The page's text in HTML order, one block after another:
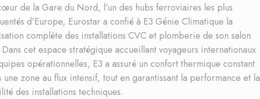
de la Gare du Nord, l’un des hubs ferroviaires les plus
d’Europe, Eurostar a confié à E3 Génie Climatique la
complète des installations CVC et plomberie de son salon
Dans cet espace stratégique accueillant voyageurs internationaux
opérationnelles, E3 a assuré un confort thermique constant
une zone au flux intensif, tout en garantissant la performance et la
des installations techniques.